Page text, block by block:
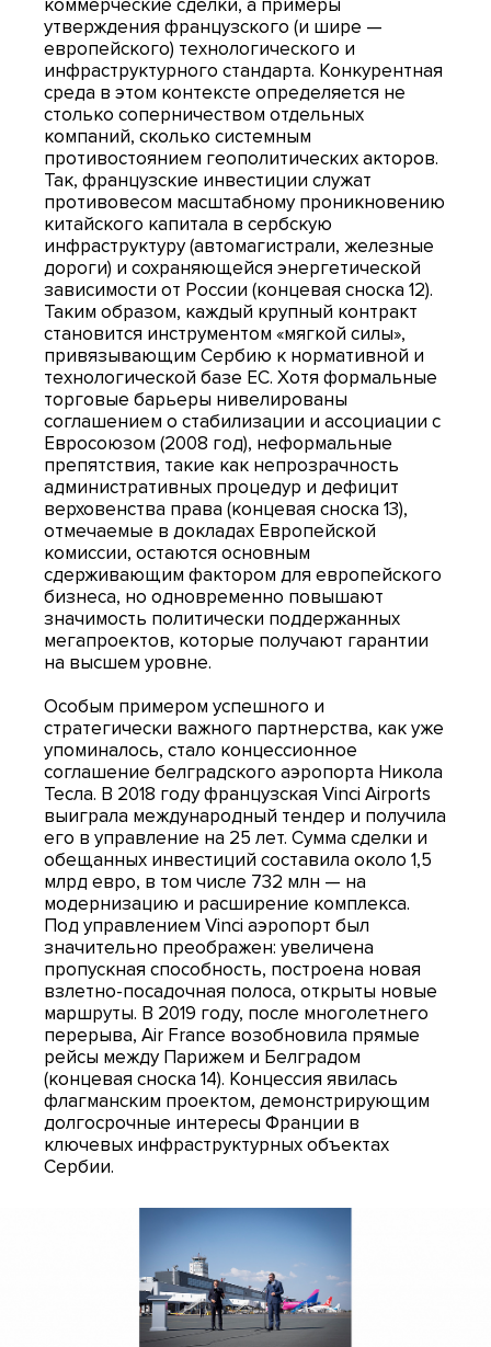
коммерческие сделки, а примеры
утверждения французского (и шире —
европейского) технологического и
инфраструктурного стандарта. Конкурентная
среда в этом контексте определяется не
столько соперничеством отдельных
компаний, сколько системным
противостоянием геополитических акторов.
Так, французские инвестиции служат
противовесом масштабному проникновению
китайского капитала в сербскую
инфраструктуру (автомагистрали, железные
дороги) и сохраняющейся энергетической
зависимости от России (концевая сноска 12).
Таким образом, каждый крупный контракт
становится инструментом «мягкой силы»,
привязывающим Сербию к нормативной и
технологической базе ЕС. Хотя формальные
торговые барьеры нивелированы
соглашением о стабилизации и ассоциации с
Евросоюзом (2008 год), неформальные
препятствия, такие как непрозрачность
административных процедур и дефицит
верховенства права (концевая сноска 13),
отмечаемые в докладах Европейской
комиссии, остаются основным
сдерживающим фактором для европейского
бизнеса, но одновременно повышают
значимость политически поддержанных
мегапроектов, которые получают гарантии
на высшем уровне.
Особым примером успешного и
стратегически важного партнерства, как уже
упоминалось, стало концессионное
соглашение белградского аэропорта Никола
Тесла. В 2018 году французская Vinci Airports
выиграла международный тендер и получила
его в управление на 25 лет. Сумма сделки и
обещанных инвестиций составила около 1,5
млрд евро, в том числе 732 млн — на
модернизацию и расширение комплекса.
Под управлением Vinci аэропорт был
значительно преображен: увеличена
пропускная способность, построена новая
взлетно-посадочная полоса, открыты новые
маршруты. В 2019 году, после многолетнего
перерыва, Air France возобновила прямые
рейсы между Парижем и Белградом
(концевая сноска 14). Концессия явилась
флагманским проектом, демонстрирующим
долгосрочные интересы Франции в
ключевых инфраструктурных объектах
Сербии.